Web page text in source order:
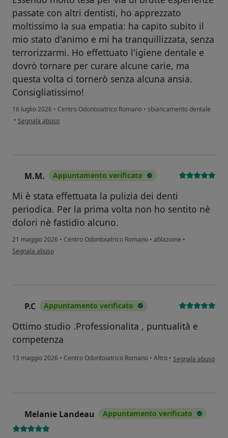
passate con altri dentisti, ho apprezzato
moltissimo la sua empatia: ha capito subito il
mio stato d'animo e mi ha tranquillizzata, senza
terrorizzarmi. Ho effettuato l'igiene dentale e
dovrò tornare per curare alcune carie, ma
questa volta ci tornerò senza alcuna ansia.
Consigliatissimo!
16 luglio 2026 • Centro Odontoiatrico Romano • sbiancamento dentale
• secondo l'opinione dell'utente Maria Assunta Caltabiano
Segnala abuso
M.M. Appuntamento verificato
Mi è stata effettuata la pulizia dei denti
periodica. Per la prima volta non ho sentito nè
dolori nè fastidio alcuno.
21 maggio 2026 • Centro Odontoiatrico Romano • ablazione •
secondo l'opinione dell'utente M.M.
Segnala abuso
P.C Appuntamento verificato
Ottimo studio .Professionalita , puntualità e
competenza
13 maggio 2026 • Centro Odontoiatrico Romano • Altro • secondo l'opinione
Segnala abuso
Melanie Landeau Appuntamento verificato